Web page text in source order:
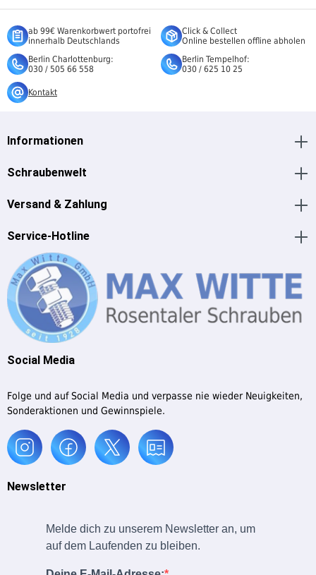
ab 99€ Warenkorbwert portofrei
innerhalb Deutschlands
Click & Collect
Online bestellen offline abholen
Berlin Charlottenburg:
030 / 505 66 558
Berlin Tempelhof:
030 / 625 10 25
Kontakt
Informationen
Schraubenwelt
Versand & Zahlung
Service-Hotline
Social Media
Folge und auf Social Media und verpasse nie wieder Neuigkeiten,
Sonderaktionen und Gewinnspiele.
Newsletter
Melde dich zu unserem Newsletter an, um
auf dem Laufenden zu bleiben.